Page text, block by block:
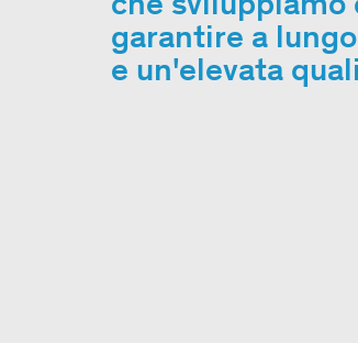
garantire a
e un'elevata